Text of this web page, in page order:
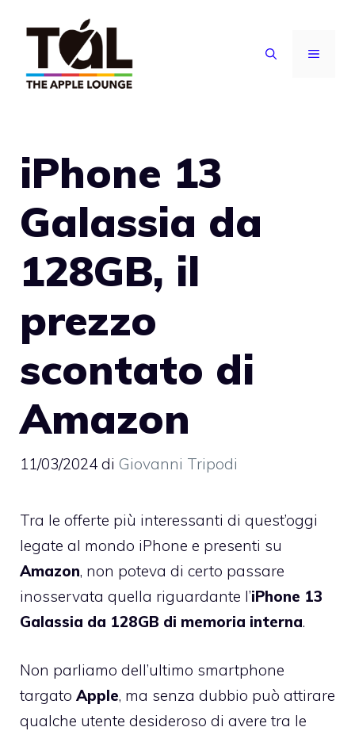
contenuto
MENU
iPhone 13
Galassia da
128GB, il
prezzo
scontato di
Amazon
11/03/2024 di Giovanni Tripodi
Tra le offerte più interessanti di quest’oggi
legate al mondo iPhone e presenti su
Amazon, non poteva di certo passare
inosservata quella riguardante l’iPhone 13
Galassia da 128GB di memoria interna.
Non parliamo dell’ultimo smartphone
targato Apple, ma senza dubbio può attirare
qualche utente desideroso di avere tra le